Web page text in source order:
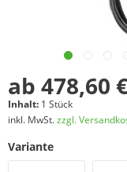
ab 478,60
Inhalt: 1 Stück
inkl. MwSt.zzgl.
Variante